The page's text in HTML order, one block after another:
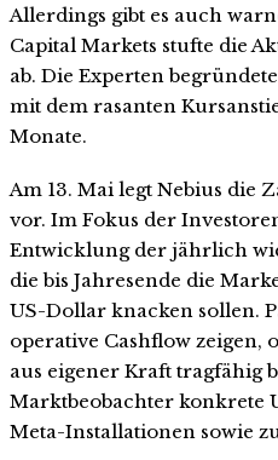
Allerdings gibt es auch
Capital Markets stufte die
ab. Die Experten
mit dem rasanten
Monate.
Am 13. Mai legt Nebius die
vor. Im Fokus der
Entwicklung der jährlich
die bis Jahresende die
US-Dollar knacken sollen.
operative Cashflow zeigen,
aus eigener Kraft tragfähig
Marktbeobachter konkrete
Meta-Installationen sowie